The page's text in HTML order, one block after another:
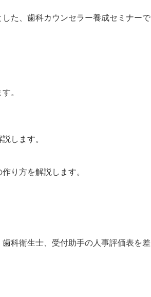
た、歯科カウンセラー養成セミナーで
。
解説します。
り方を解説します。
科衛生士、受付助手の人事評価表を差